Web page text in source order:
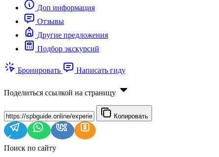
Доп информация
Отзывы
Другие предложения
Подбор экскурсий
Бронировать Написать гиду
Поделиться ссылкой на страницу
Копировать
Поиск по сайту